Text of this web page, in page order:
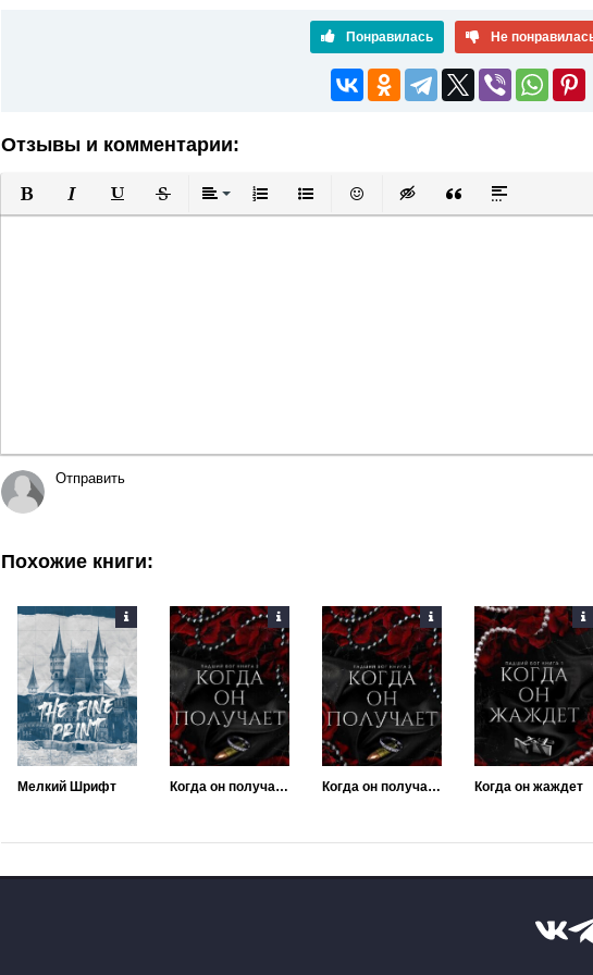
Понравилась Не
Отзывы и комментарии:
Полужирный
КурсивПодчеркнутый
ЗачеркнутыйВыравнивание
Нумерованный список
Маркированный список
Вставить смайлик
Вставка скрытого текста
Вставка цитаты
Вставка
Отправить
Похожие книги:
Мелкий Шрифт Когда он получает Когда он получает Когда он жаждет